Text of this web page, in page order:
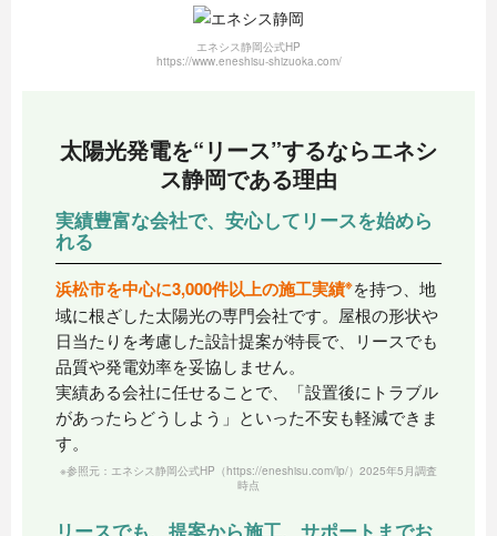
エネシス静岡公式HP
https://www.eneshisu-shizuoka.com/
太陽光発電を“リース”するならエネシ
ス静岡である理由
実績豊富な会社で、安心してリースを始めら
れる
浜松市を中心に3,000件以上の施工実績※を持つ、地
域に根ざした太陽光の専門会社です。屋根の形状や
日当たりを考慮した設計提案が特長で、リースでも
品質や発電効率を妥協しません。
実績ある会社に任せることで、「設置後にトラブル
があったらどうしよう」といった不安も軽減できま
す。
※参照元：エネシス静岡公式HP（https://eneshisu.com/lp/） 2025年5月調査
時点
リースでも、提案から施工、サポートまでお